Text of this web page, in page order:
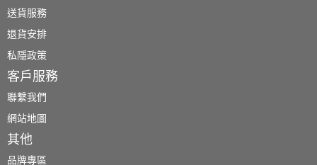
送貨服務
退貨安排
私隱政策
客戶服務
聯繫我們
網站地圖
其他
品牌專區